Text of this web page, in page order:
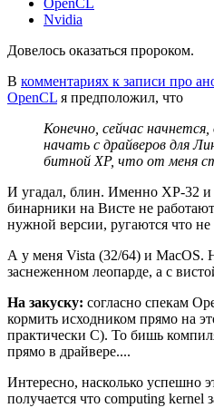
Nvidia
Довелось оказаться пророком.
В комментариях к записи про
OpenCL я предположил, что
Конечно, сейчас
начать с драйверов для
битной XP, что от меня
И угадал, блин. Именно XP-32
бинарники на Висте не
нужной версии, ругаются что не
А у меня Vista (32/64) и MacOS.
заснеженном леопарде, а с
На закуску: согласно спекам
кормить исходником прямо на
практически C). То бишь
прямо в драйвере....
Интересно, насколько успешно
получается что computing kernel